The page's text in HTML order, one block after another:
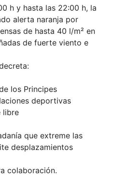
h y hasta las 22:00 h, la
alerta naranja por
de hasta 40 l/m² en
de fuerte viento e
los Principes
deportivas
libre
que extreme las
desplazamientos
colaboración.